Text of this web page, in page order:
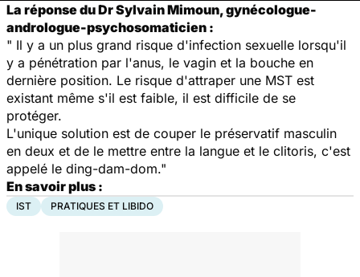
La réponse du Dr Sylvain Mimoun, gynécologue-
andrologue-psychosomaticien :
" Il y a un plus grand risque d'infection sexuelle lorsqu'il
y a pénétration par l'anus, le vagin et la bouche en
dernière position. Le risque d'attraper une MST est
existant même s'il est faible, il est difficile de se
protéger.
L'unique solution est de couper le préservatif masculin
en deux et de le mettre entre la langue et le clitoris, c'est
appelé le ding-dam-dom."
En savoir plus :
IST PRATIQUES ET LIBIDO